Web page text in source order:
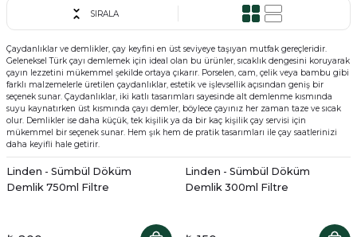
SIRALA
Çaydanlıklar ve demlikler, çay keyfini en üst seviyeye taşıyan mutfak gereçleridir.
Geleneksel Türk çayı demlemek için ideal olan bu ürünler, sıcaklık dengesini koruyarak
çayın lezzetini mükemmel şekilde ortaya çıkarır. Porselen, cam, çelik veya bambu gibi
farklı malzemelerle üretilen çaydanlıklar, estetik ve işlevsellik açısından geniş bir
seçenek sunar. Çaydanlıklar, iki katlı tasarımları sayesinde alt demlenme kısmında
suyu kaynatırken üst kısmında çayı demler, böylece çayınız her zaman taze ve sıcak
olur. Demlikler ise daha küçük, tek kişilik ya da bir kaç kişilik çay servisi için
mükemmel bir seçenek sunar. Hem şık hem de pratik tasarımları ile çay saatlerinizi
daha keyifli hale getirir.
Linden - Sümbül Döküm
Demlik 750ml Filtre
Linden - Sümbül Döküm
Demlik 300ml Filtre